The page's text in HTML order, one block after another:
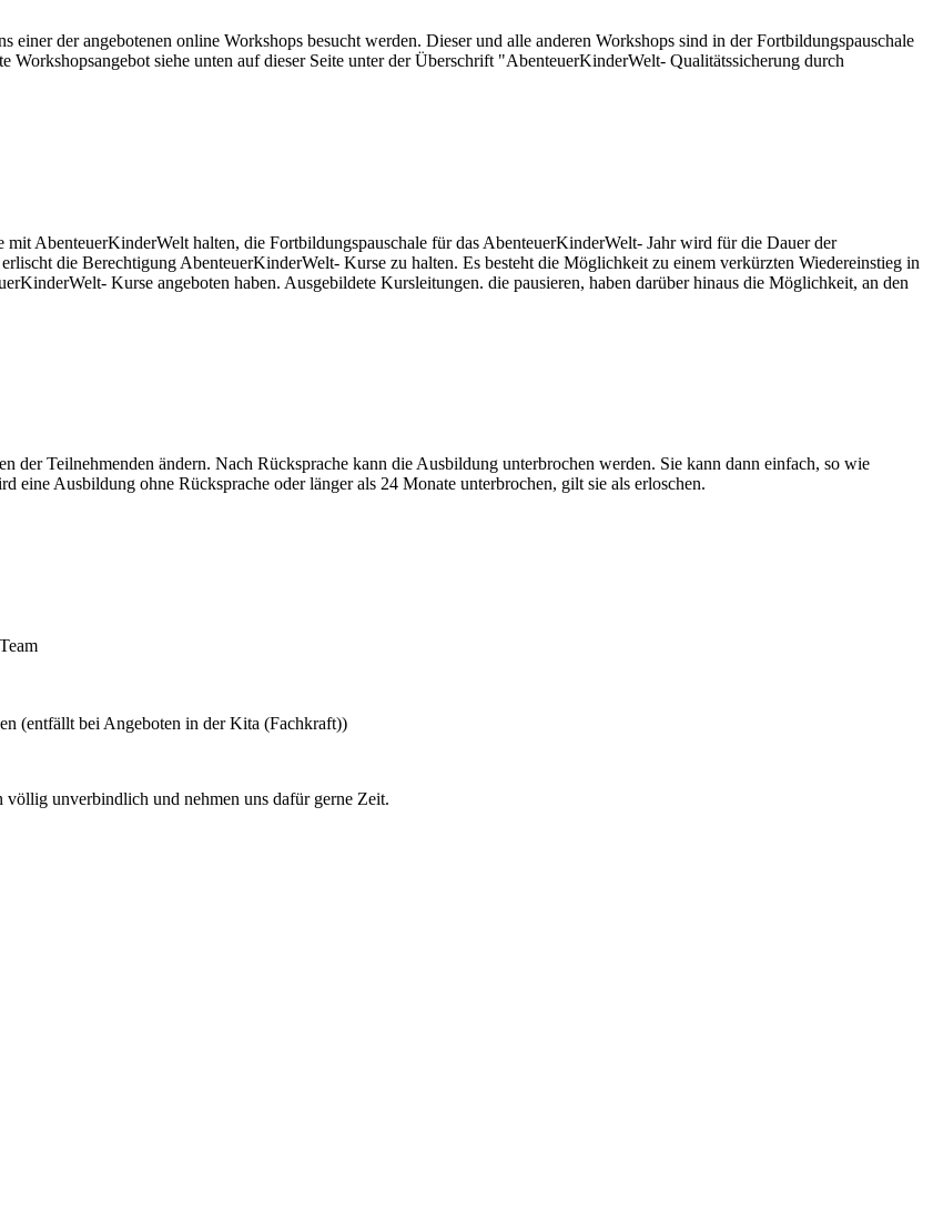
einer der angebotenen online Workshops besucht werden. Dieser und alle anderen Workshops sind in der Fortbildungspauschale
siehe unten auf dieser Seite unter der Überschrift "AbenteuerKinderWelt- Qualitätssicherung durch
AbenteuerKinderWelt halten, die Fortbildungspauschale für das AbenteuerKinderWelt- Jahr wird für die Dauer der
die Berechtigung AbenteuerKinderWelt- Kurse zu halten. Es besteht die Möglichkeit zu einem verkürzten Wiedereinstieg in
Kurse angeboten haben. Ausgebildete Kursleitungen. die pausieren, haben darüber hinaus die Möglichkeit, an den
der Teilnehmenden ändern. Nach Rücksprache kann die Ausbildung unterbrochen werden. Sie kann dann einfach, so wie
eine Ausbildung ohne Rücksprache oder länger als 24 Monate unterbrochen, gilt sie als erloschen.
(entfällt bei Angeboten in der Kita (Fachkraft))
völlig unverbindlich und nehmen uns dafür gerne Zeit.